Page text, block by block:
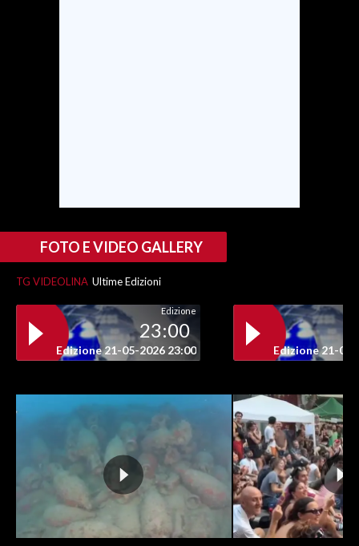
FOTO E VIDEO GALLERY
TG VIDEOLINA Ultime Edizioni
Edizione
23:00
Edizione 21-05-2026 23:00 Edizione 21-05-